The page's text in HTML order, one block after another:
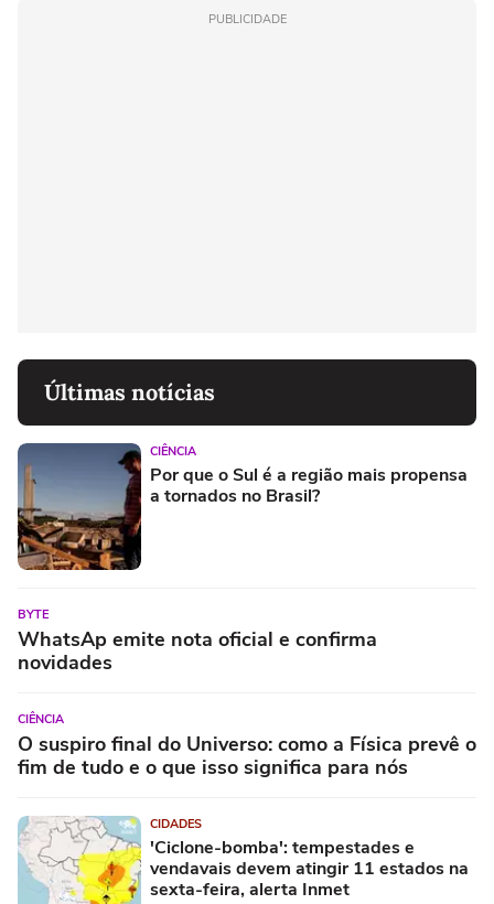
PUBLICIDADE
Últimas notícias
CIÊNCIA
Por que o Sul é a região mais propensa
a tornados no Brasil?
BYTE
WhatsAp emite nota oficial e confirma
novidades
CIÊNCIA
O suspiro final do Universo: como a Física prevê o
fim de tudo e o que isso significa para nós
CIDADES
'Ciclone-bomba': tempestades e
vendavais devem atingir 11 estados na
sexta-feira, alerta Inmet